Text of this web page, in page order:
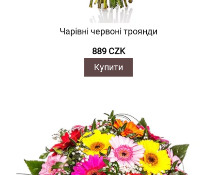
Чарівні червоні троянди
889 CZK
Купити